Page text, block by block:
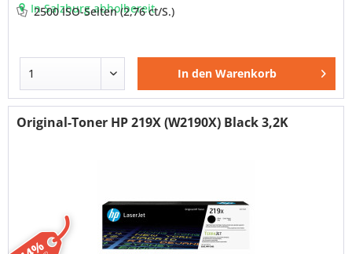
In Salzburg abholbereit
2500 ISO-Seiten(2,76 ct/S.)
In den Warenkorb
Original-Toner HP 219X (W2190X) Black 3,2K